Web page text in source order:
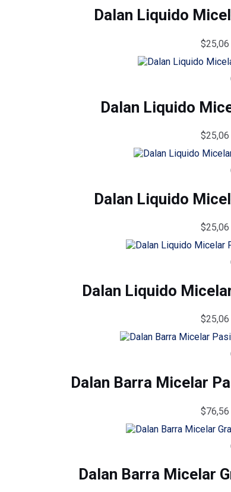
Dalan Liquido
$25,06
Dalan Liquido
$25,06
Dalan Liquido
$25,06
Dalan Liquido
$25,06
Dalan Barra Micelar
$76,56
Dalan Barra Micelar